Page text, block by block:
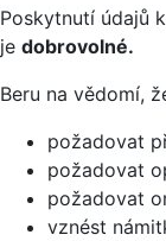
Poskytnutí údajů
je dobrovolné.
Beru na vědomí,
požadovat
požadovat
požadovat
vznést